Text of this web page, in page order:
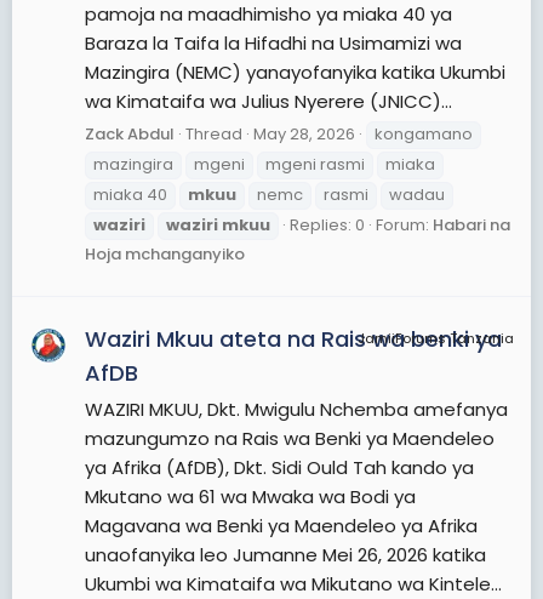
pamoja na maadhimisho ya miaka 40 ya
Baraza la Taifa la Hifadhi na Usimamizi wa
Mazingira (NEMC) yanayofanyika katika Ukumbi
wa Kimataifa wa Julius Nyerere (JNICC)...
Zack Abdul Thread May 28, 2026
kongamano
mazingira
mgeni mgeni rasmi
miaka
miaka 40
mkuu nemc rasmi
wadau
waziri
waziri mkuu Replies: 0 Forum: Habari na
Hoja mchanganyiko
JamiiForums Tanzania
Waziri Mkuu ateta na Rais wa benki ya
AfDB
WAZIRI MKUU, Dkt. Mwigulu Nchemba amefanya
mazungumzo na Rais wa Benki ya Maendeleo
ya Afrika (AfDB), Dkt. Sidi Ould Tah kando ya
Mkutano wa 61 wa Mwaka wa Bodi ya
Magavana wa Benki ya Maendeleo ya Afrika
unaofanyika leo Jumanne Mei 26, 2026 katika
Ukumbi wa Kimataifa wa Mikutano wa Kintele...